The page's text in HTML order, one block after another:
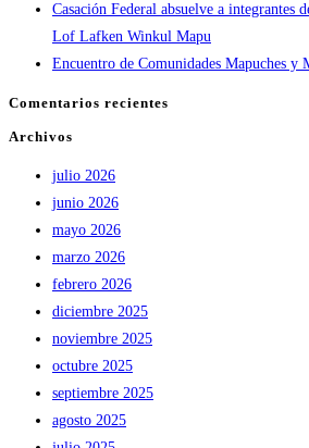
Casación Federal absuelve a integrantes
Lof Lafken Winkul Mapu
Encuentro de Comunidades Mapuches y
Comentarios recientes
Archivos
julio 2026
junio 2026
mayo 2026
marzo 2026
febrero 2026
diciembre 2025
noviembre 2025
octubre 2025
septiembre 2025
agosto 2025